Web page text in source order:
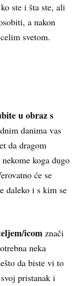
ste i šta ste, ali
a nakon
svetom.
u obraz s
danima vas
da dragom
koga dugo
će se
daleko i s kim se
icom znači
neka
da biste vi to
pristanak i